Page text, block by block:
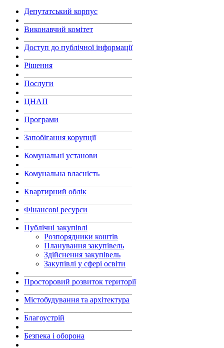
Депутатський корпус
Виконавчий комітет
Доступ до публічної інформації
Рішення
Послуги
ЦНАП
Програми
Запобігання корупції
Комунальні установи
Комунальна власність
Квартирний облік
Фінансові ресурси
Публічні закупівлі
Розпорядники коштів
Планування закупівель
Здійснення закупівель
Закупівлі у сфері освіти
Просторовий розвиток території
Містобудування та архітектура
Благоустрій
Безпека і оборона